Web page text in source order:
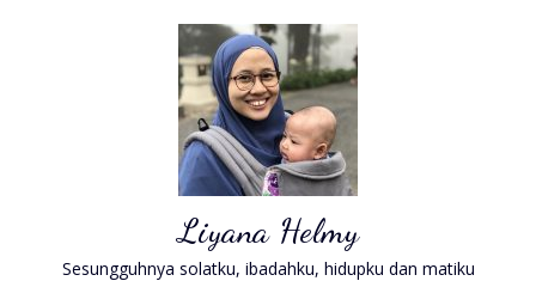
Liyana Helmy
Sesungguhnya solatku, ibadahku, hidupku dan matiku